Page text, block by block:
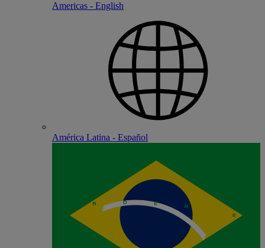
Americas - English
América Latina - Español